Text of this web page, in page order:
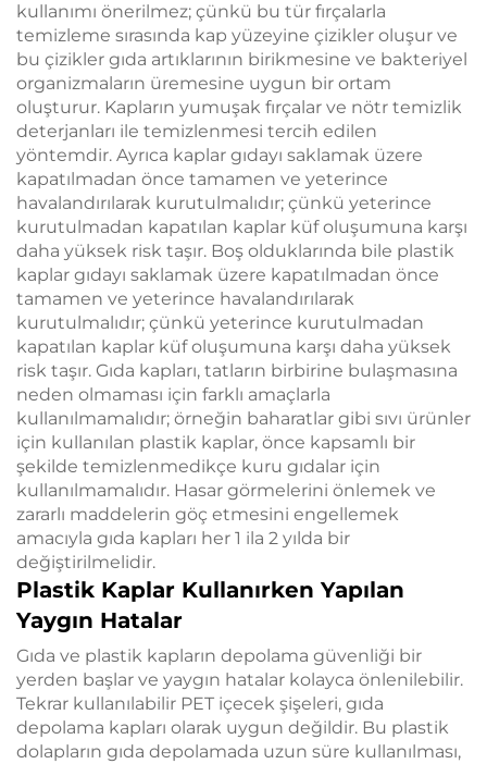
kullanımı önerilmez; çünkü bu tür fırçalarla
temizleme sırasında kap yüzeyine çizikler oluşur ve
bu çizikler gıda artıklarının birikmesine ve bakteriyel
organizmaların üremesine uygun bir ortam
oluşturur. Kapların yumuşak fırçalar ve nötr temizlik
deterjanları ile temizlenmesi tercih edilen
yöntemdir. Ayrıca kaplar gıdayı saklamak üzere
kapatılmadan önce tamamen ve yeterince
havalandırılarak kurutulmalıdır; çünkü yeterince
kurutulmadan kapatılan kaplar küf oluşumuna karşı
daha yüksek risk taşır. Boş olduklarında bile plastik
kaplar gıdayı saklamak üzere kapatılmadan önce
tamamen ve yeterince havalandırılarak
kurutulmalıdır; çünkü yeterince kurutulmadan
kapatılan kaplar küf oluşumuna karşı daha yüksek
risk taşır. Gıda kapları, tatların birbirine bulaşmasına
neden olmaması için farklı amaçlarla
kullanılmamalıdır; örneğin baharatlar gibi sıvı ürünler
için kullanılan plastik kaplar, önce kapsamlı bir
şekilde temizlenmedikçe kuru gıdalar için
kullanılmamalıdır. Hasar görmelerini önlemek ve
zararlı maddelerin göç etmesini engellemek
amacıyla gıda kapları her 1 ila 2 yılda bir
değiştirilmelidir.
Plastik Kaplar Kullanırken Yapılan
Yaygın Hatalar
Gıda ve plastik kapların depolama güvenliği bir
yerden başlar ve yaygın hatalar kolayca önlenilebilir.
Tekrar kullanılabilir PET içecek şişeleri, gıda
depolama kapları olarak uygun değildir. Bu plastik
dolapların gıda depolamada uzun süre kullanılması,